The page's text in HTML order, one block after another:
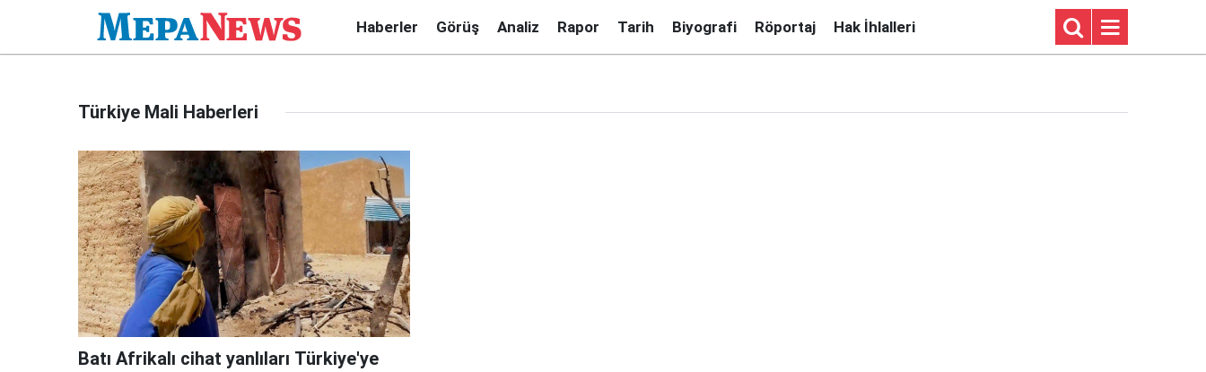
Haberler Görüş Analiz Rapor Tarih Biyografi Röportaj Hak İhlalleri
Türkiye Mali Haberleri
Batı Afrikalı cihat yanlıları Türkiye'ye